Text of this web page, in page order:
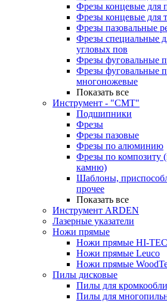
Фрезы концевые для
Фрезы концевые для
Фрезы пазовальные
Фрезы специальные
угловых пов
Фрезы фуговальные
Фрезы фуговальные
многоножевые
Показать все
Инструмент - "СМТ"
Подшипники
Фрезы
Фрезы пазовые
Фрезы по алюминию
Фрезы по композиту
камню)
Шаблоны,
прочее
Показать все
Инструмент ARDEN
Лазерные указатели
Ножи прямые
Ножи прямые HI-
Ножи прямые Leuco
Ножи прямые
Пилы дисковые
Пилы для
Пилы для